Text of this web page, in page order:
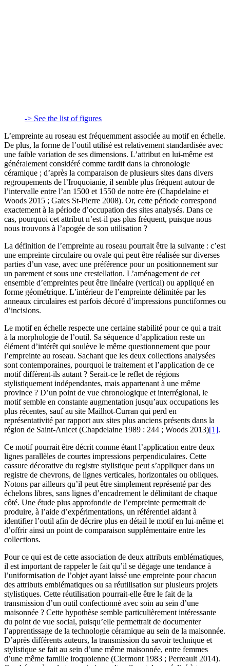
-> See the list of figures
L’empreinte au roseau est fréquemment associée au motif en échelle.
De plus, la forme de l’outil utilisé est relativement standardisée avec
une faible variation de ses dimensions. L’attribut en lui-même est
généralement considéré comme tardif dans la chronologie
céramique ; d’après la comparaison de plusieurs sites dans divers
regroupements de l’Iroquoianie, il semble plus fréquent autour de
l’intervalle entre l’an 1500 et 1550 de notre ère (Chapdelaine et
Woods 2015 ; Gates St-Pierre 2008). Or, cette période correspond
exactement à la période d’occupation des sites analysés. Dans ce
cas, pourquoi cet attribut n’est-il pas plus fréquent, puisque nous
nous trouvons à l’apogée de son utilisation ?
La définition de l’empreinte au roseau pourrait être la suivante : c’est
une empreinte circulaire ou ovale qui peut être réalisée sur diverses
parties d’un vase, avec une préférence pour un positionnement sur
un parement et sous une crestellation. L’aménagement de cet
ensemble d’empreintes peut être linéaire (vertical) ou appliqué en
forme géométrique. L’intérieur de l’empreinte délimitée par les
anneaux circulaires est parfois décoré d’impressions punctiformes ou
d’incisions.
Le motif en échelle respecte une certaine stabilité pour ce qui a trait
à la morphologie de l’outil. Sa séquence d’application reste un
élément d’intérêt qui soulève le même questionnement que pour
l’empreinte au roseau. Sachant que les deux collections analysées
sont contemporaines, pourquoi le traitement et l’application de ce
motif diffèrent-ils autant ? Serait-ce le reflet de régions
stylistiquement indépendantes, mais appartenant à une même
province ? D’un point de vue chronologique et interrégional, le
motif semble en constante augmentation jusqu’aux occupations les
plus récentes, sauf au site Mailhot-Curran qui perd en
représentativité par rapport aux sites plus anciens présents dans la
région de Saint-Anicet (Chapdelaine 1989 : 244 ; Woods 2013)[1].
Ce motif pourrait être décrit comme étant l’application entre deux
lignes parallèles de courtes impressions perpendiculaires. Cette
cassure décorative du registre stylistique peut s’appliquer dans un
registre de chevrons, de lignes verticales, horizontales ou obliques.
Notons par ailleurs qu’il peut être simplement représenté par des
échelons libres, sans lignes d’encadrement le délimitant de chaque
côté. Une étude plus approfondie de l’empreinte permettrait de
produire, à l’aide d’expérimentations, un référentiel aidant à
identifier l’outil afin de décrire plus en détail le motif en lui-même et
d’offrir ainsi un point de comparaison supplémentaire entre les
collections.
Pour ce qui est de cette association de deux attributs emblématiques,
il est important de rappeler le fait qu’il se dégage une tendance à
l’uniformisation de l’objet ayant laissé une empreinte pour chacun
des attributs emblématiques ou sa réutilisation sur plusieurs projets
stylistiques. Cette réutilisation pourrait-elle être le fait de la
transmission d’un outil confectionné avec soin au sein d’une
maisonnée ? Cette hypothèse semble particulièrement intéressante
du point de vue social, puisqu’elle permettrait de documenter
l’apprentissage de la technologie céramique au sein de la maisonnée.
D’après différents auteurs, la transmission du savoir technique et
stylistique se fait au sein d’une même maisonnée, entre femmes
d’une même famille iroquoienne (Clermont 1983 ; Perreault 2014).